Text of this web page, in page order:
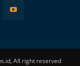
All right reserved